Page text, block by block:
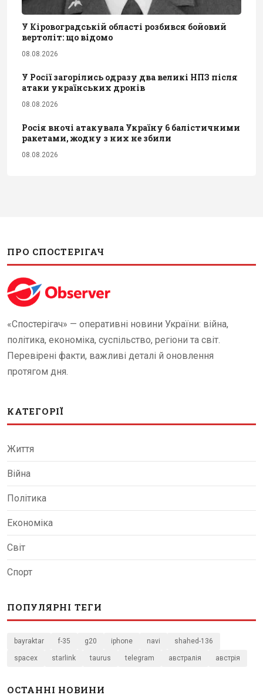
У Кіровоградській області розбився бойовий
вертоліт: що відомо
08.08.2026
У Росії загорілись одразу два великі НПЗ після
атаки українських дронів
08.08.2026
Росія вночі атакувала Україну 6 балістичними
ракетами, жодну з них не збили
08.08.2026
ПРО СПОСТЕРІГАЧ
«Спостерігач» — оперативні новини України: війна,
політика, економіка, суспільство, регіони та світ.
Перевірені факти, важливі деталі й оновлення
протягом дня.
КАТЕГОРІЇ
Життя
Війна
Політика
Економіка
Світ
Спорт
ПОПУЛЯРНІ ТЕГИ
bayraktar f-35 g20 iphone navi shahed-136
spacex starlink taurus telegram австралія австрія
ОСТАННІ НОВИНИ